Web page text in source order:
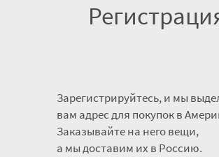
Зарегистрируйтесь, и мы
вам адрес для покупок в
Заказывайте на него вещи,
а мы доставим их в Россию.